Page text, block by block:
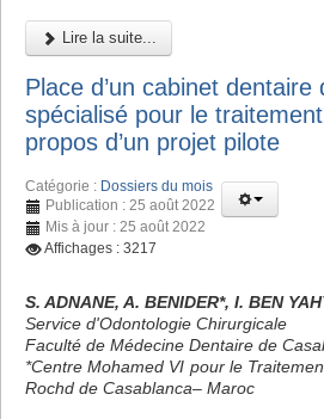
Lire la suite...
Place d’un cabinet
spécialisé pour le
propos d’un projet pilote
Catégorie : Dossiers du mois
Publication : 25 août 2022
Mis à jour : 25 août 2022
Affichages : 3217
S. ADNANE, A. BENIDER*, I. BEN
Service d'Odontologie Chirurgicale
Faculté de Médecine Dentaire de
*Centre Mohamed VI pour le
Rochd de Casablanca– Maroc